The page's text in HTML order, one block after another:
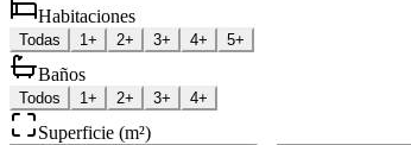
Habitaciones
Todas 1+ 2+ 3+ 4+ 5+
Baños
Todos 1+ 2+ 3+ 4+
Superficie (m²)